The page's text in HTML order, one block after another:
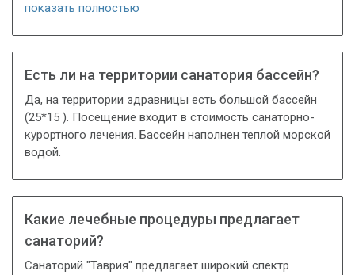
показать полностью
Есть ли на территории санатория бассейн?
Да, на территории здравницы есть большой бассейн
(25*15 ). Посещение входит в стоимость санаторно-
курортного лечения. Бассейн наполнен теплой морской
водой.
Какие лечебные процедуры предлагает
санаторий?
Санаторий "Таврия" предлагает широкий спектр